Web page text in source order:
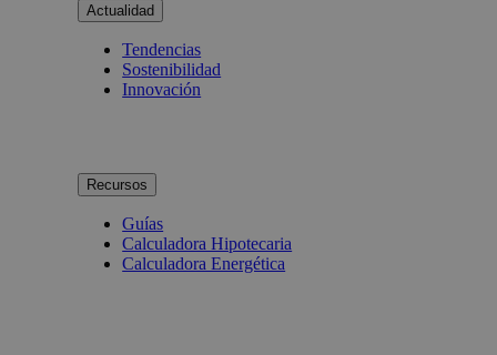
Actualidad
Tendencias
Sostenibilidad
Innovación
Recursos
Guías
Calculadora Hipotecaria
Calculadora Energética